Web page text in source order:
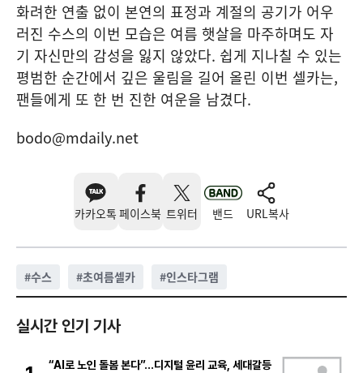
화려한 연출 없이 본연의 표정과 계절의 공기가 어우
러진 수스의 이번 모습은 여름 햇살을 마주하며도 자
기 자신만의 감성을 잃지 않았다. 쉽게 지나칠 수 있는
평범한 순간에서 깊은 울림을 길어 올린 이번 셀카는,
팬들에게 또 한 번 진한 여운을 남겼다.
bodo@mdaily.net
카카오톡 페이스북 트위터 밴드 URL복사
#수스 #초여름셀카 #인스타그램
실시간 인기 기사
“AI로 노인 돌봄 본다”…디지털 윤리 교육, 세대갈등